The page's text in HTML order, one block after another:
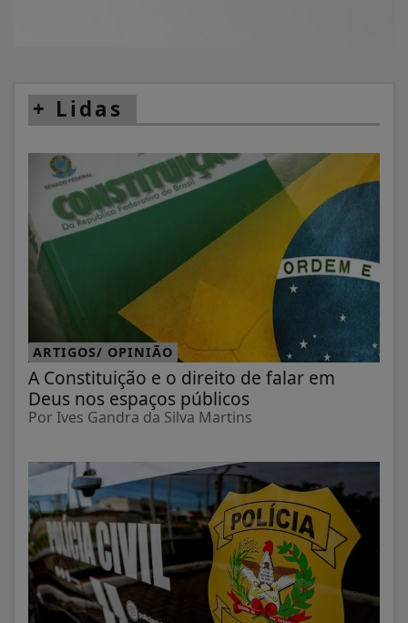
+ Lidas
ARTIGOS/ OPINIÃO
A Constituição e o direito de falar em
Deus nos espaços públicos
Por Ives Gandra da Silva Martins